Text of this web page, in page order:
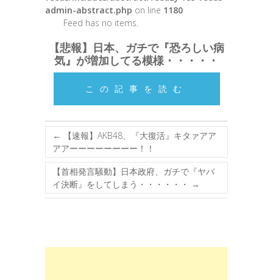
admin-abstract.php on line 1180
Feed has no items.
【悲報】日本、ガチで『恐ろしい病
気』が増加してる模様・・・・・
この記事を読む
←
【速報】AKB48、『大復活』キタァアア
アアーーーーーーーー！！
【首相発言騒動】日本政府、ガチで『ヤバ
イ決断』をしてしまう・・・・・・
→